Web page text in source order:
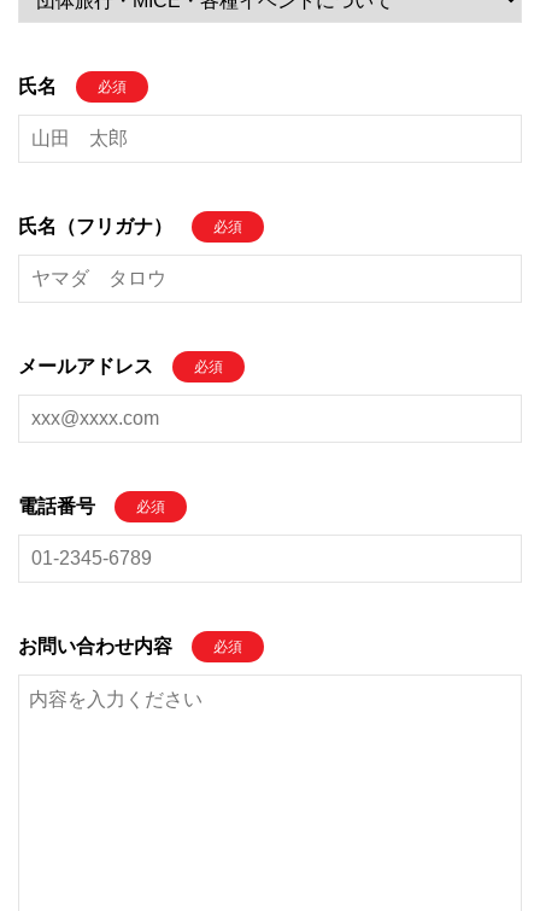
氏名 必須
氏名（フリガナ） 必須
メールアドレス 必須
電話番号 必須
お問い合わせ内容 必須